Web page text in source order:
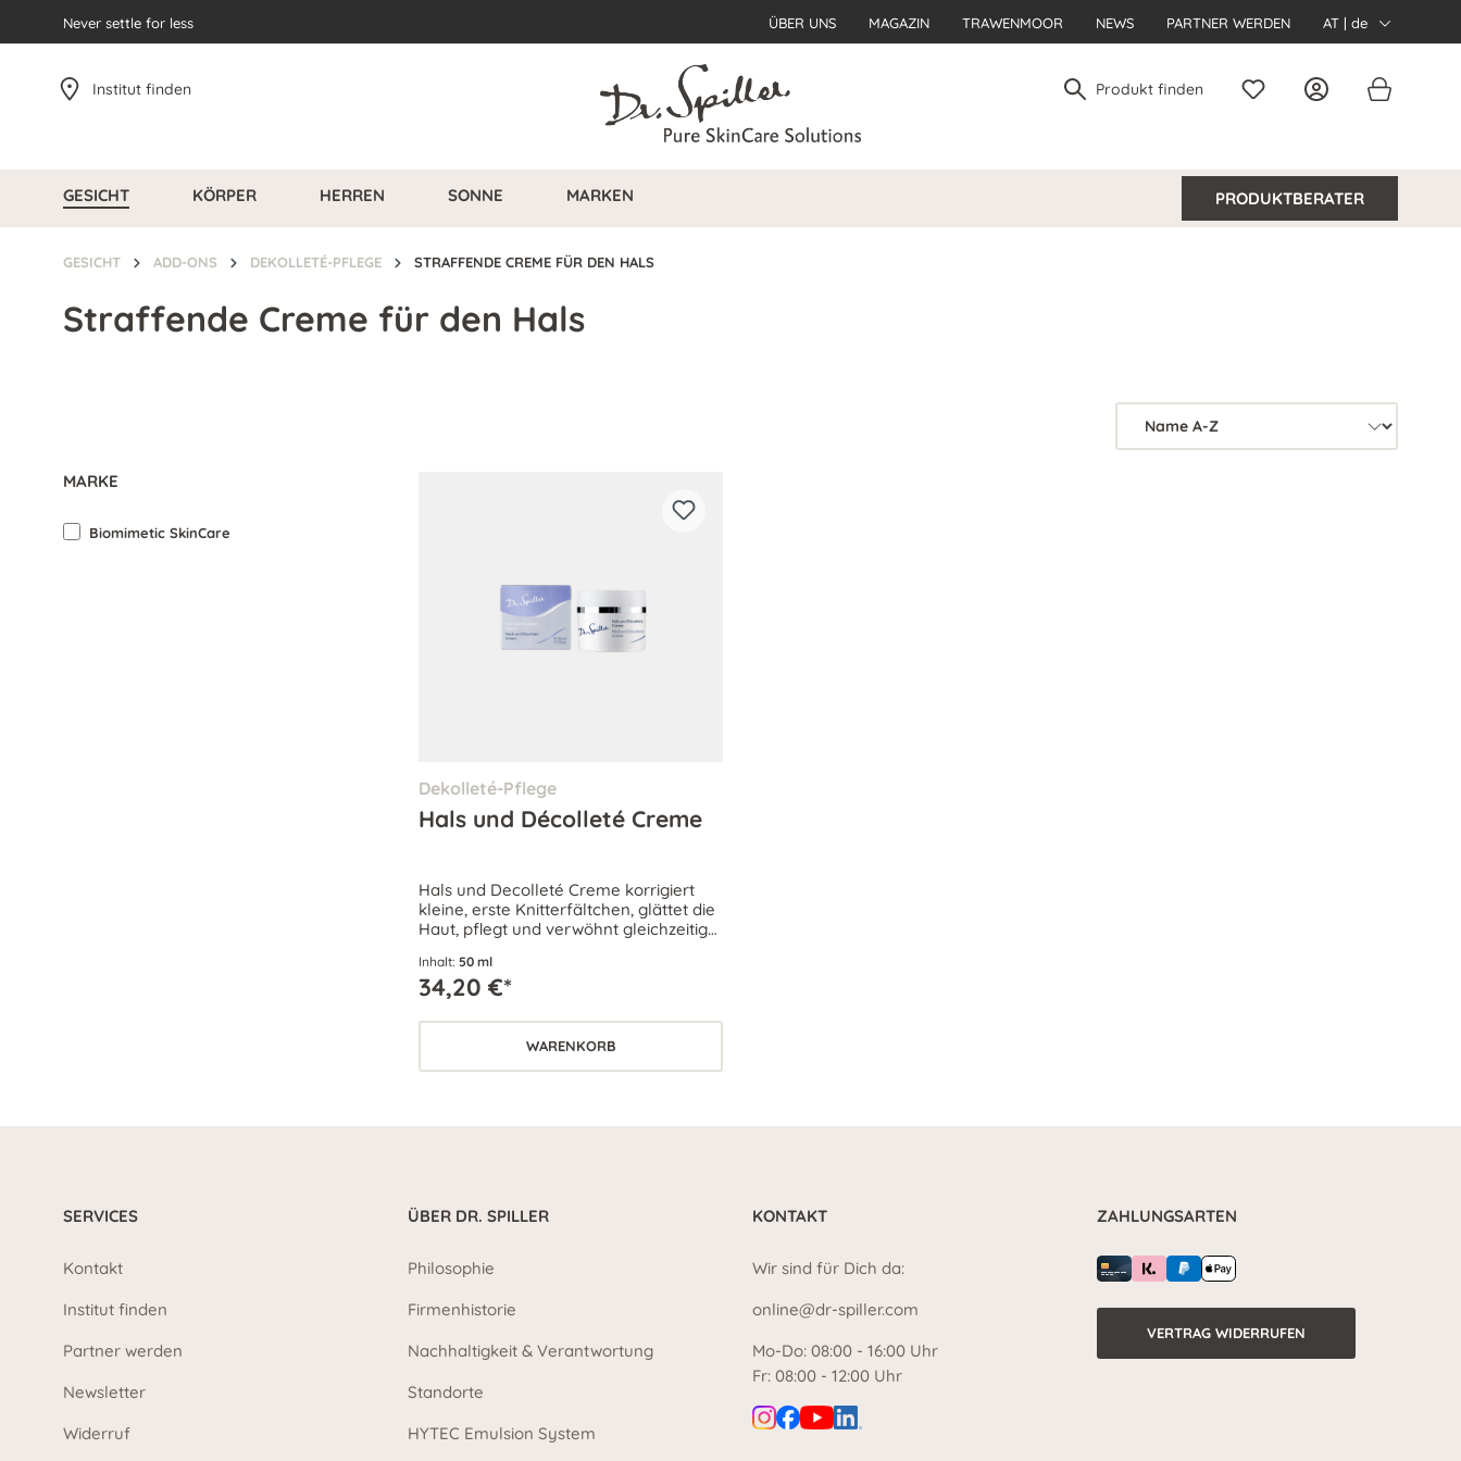
Zur Hauptnavigation springen
Never settle for less ÜBER UNS MAGAZIN TRAWENMOOR NEWS PARTNER WERDEN AT | de
Institut finden
GESICHT KÖRPER HERREN SONNE MARKEN PRODUKTBERATER
GESICHT ADD-ONS DEKOLLETÉ-PFLEGE STRAFFENDE CREME FÜR DEN HALS
Straffende Creme für den Hals
MARKE
Biomimetic SkinCare
Dekolleté-Pflege
Hals und Décolleté Creme
Hals und Decolleté Creme korrigiert
kleine, erste Knitterfältchen, glättet die
Haut, pflegt und verwöhnt gleichzeitig
Inhalt: 50 ml
34,20 €*
WARENKORB
SERVICES
Kontakt
Institut finden
Partner werden
Newsletter
Widerruf
ÜBER DR. SPILLER
Philosophie
Firmenhistorie
Nachhaltigkeit & Verantwortung
Standorte
HYTEC Emulsion System
KONTAKT
Wir sind für Dich da:
online@dr-spiller.com
Mo-Do: 08:00 - 16:00 Uhr
Fr: 08:00 - 12:00 Uhr
ZAHLUNGSARTEN
VERTRAG WIDERRUFEN